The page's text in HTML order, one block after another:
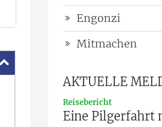
Engonzi
Mitmachen
AKTUELLE
Reisebericht:
Eine Pilgerfahrt